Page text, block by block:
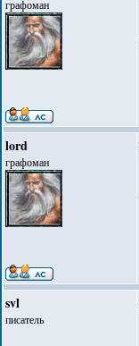
графоман
lord
графоман
svl
писатель